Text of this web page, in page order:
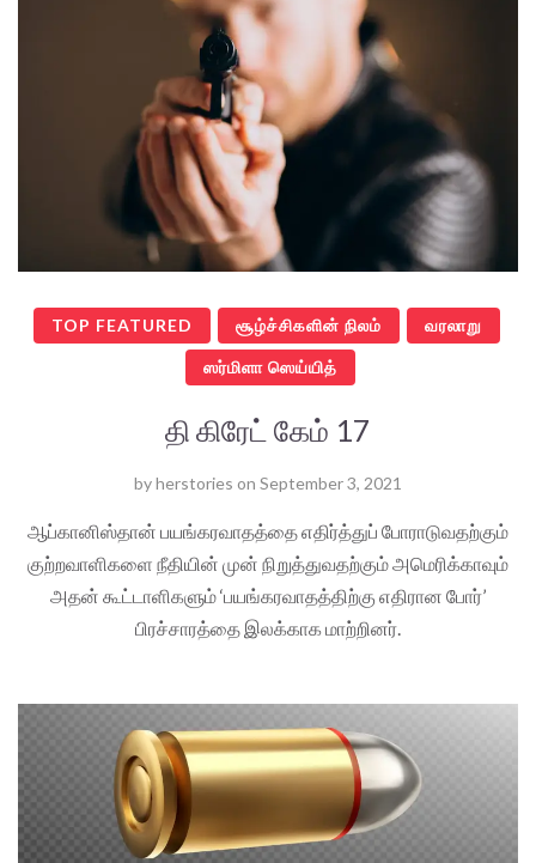
TOP FEATURED சூழ்ச்சிகளின் நிலம் வரலாறு
ஸர்மிளா ஸெய்யித்
தி கிரேட் கேம் 17
byherstories on September 3, 2021
ஆப்கானிஸ்தான் பயங்கரவாதத்தை எதிர்த்துப் போராடுவதற்கும்
குற்றவாளிகளை நீதியின் முன் நிறுத்துவதற்கும் அமெரிக்காவும்
அதன் கூட்டாளிகளும் ‘பயங்கரவாதத்திற்கு எதிரான போர்’
பிரச்சாரத்தை இலக்காக மாற்றினர்.